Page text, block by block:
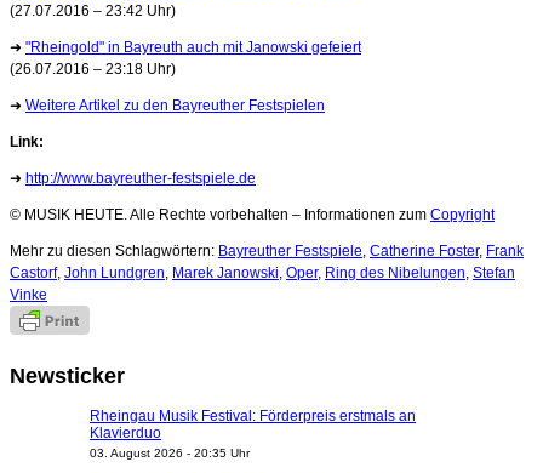
(27.07.2016 – 23:42 Uhr)
➜ "Rheingold" in Bayreuth auch mit Janowski gefeiert
(26.07.2016 – 23:18 Uhr)
➜ Weitere Artikel zu den Bayreuther Festspielen
Link:
➜ http://www.bayreuther-festspiele.de
© MUSIK HEUTE. Alle Rechte vorbehalten – Informationen zum Copyright
Mehr zu diesen Schlagwörtern: Bayreuther Festspiele, Catherine Foster, Frank
Castorf, John Lundgren, Marek Janowski, Oper, Ring des Nibelungen, Stefan
Vinke
Newsticker
Rheingau Musik Festival: Förderpreis erstmals an
Klavierduo
03. August 2026 - 20:35 Uhr